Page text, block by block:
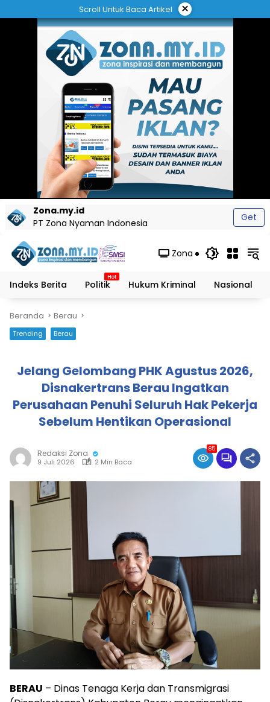
ke
Scroll Untuk Baca Artikel ×
Zona.my.id
PT Zona Nyaman Indonesia
Get
Zona
Indeks Berita Politik Hukum Kriminal Nasional
Beranda Berau
Trending Berau
Jelang Gelombang PHK Agustus 2026,
Disnakertrans Berau Ingatkan
Perusahaan Penuhi Seluruh Hak Pekerja
Sebelum Hentikan Operasional
Redaksi Zona
9 Juli 2026 2 Min Baca
85
BERAU – Dinas Tenaga Kerja dan Transmigrasi